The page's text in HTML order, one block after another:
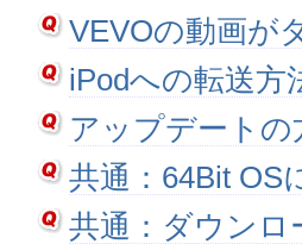
VEVOの動画が
iPodへの転送方
アップデート
共通：64Bit OS
共通：ダウンロ